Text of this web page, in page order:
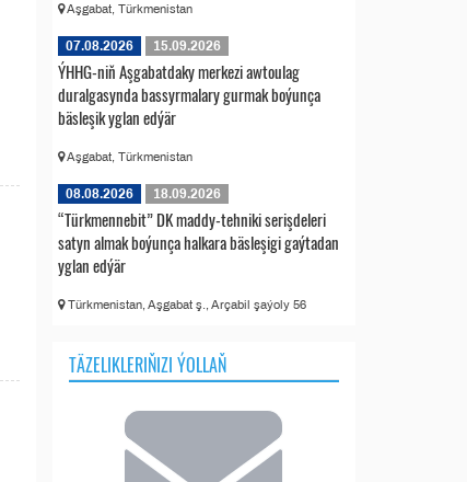
Aşgabat, Türkmenistan
07.08.2026 15.09.2026
ÝHHG-niň Aşgabatdaky merkezi awtoulag
duralgasynda bassyrmalary gurmak boýunça
bäsleşik yglan edýär
Aşgabat, Türkmenistan
08.08.2026 18.09.2026
“Türkmennebit” DK maddy-tehniki serişdeleri
satyn almak boýunça halkara bäsleşigi gaýtadan
yglan edýär
Türkmenistan, Aşgabat ş., Arçabil şaýoly 56
TÄZELIKLERIŇIZI ÝOLLAŇ